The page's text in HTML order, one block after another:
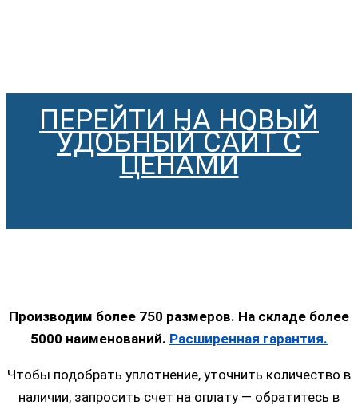
ПЕРЕЙТИ НА НОВЫЙ
УДОБНЫЙ САЙТ С
ЦЕНАМИ
Производим более 750 размеров. На складе более
5000 наименований. Расширенная гарантия.
Чтобы подобрать уплотнение, уточнить количество в
наличии, запросить счет на оплату — обратитесь в